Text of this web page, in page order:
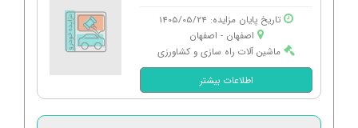
تاریخ پایان مزایده: 1405/05/24
اصفهان - اصفهان
ماشین آلات راه سازی و کشاورزی
اطلاعات بیشتر